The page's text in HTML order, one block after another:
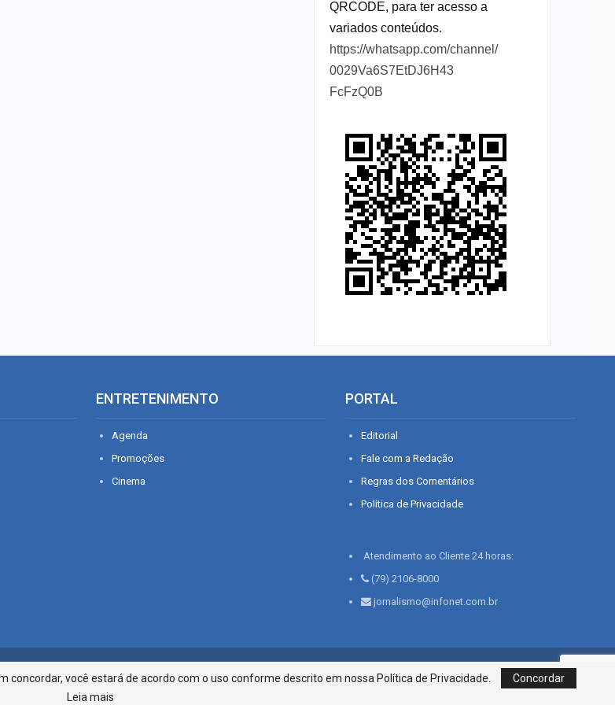
QRCODE, para ter acesso a
variados conteúdos.
https://whatsapp.com/channel/
0029Va6S7EtDJ6H43
FcFzQ0B
ENTRETENIMENTO
Agenda
Promoções
Cinema
PORTAL
Editorial
Fale com a Redação
Regras dos Comentários
Política de Privacidade
Atendimento ao Cliente 24 horas:
(79) 2106-8000
jornalismo@infonet.com.br
Infonet - Rua Monsenhor Silveira 276, Bairro São José | Aracaju-SE, CEP 49015-030, Fone: 79.2106.8000 - CI
Centro de Informações LTDA
você estará de acordo com o uso conforme descrito em nossa Política de Privacidade.
Concordar
Leia mais